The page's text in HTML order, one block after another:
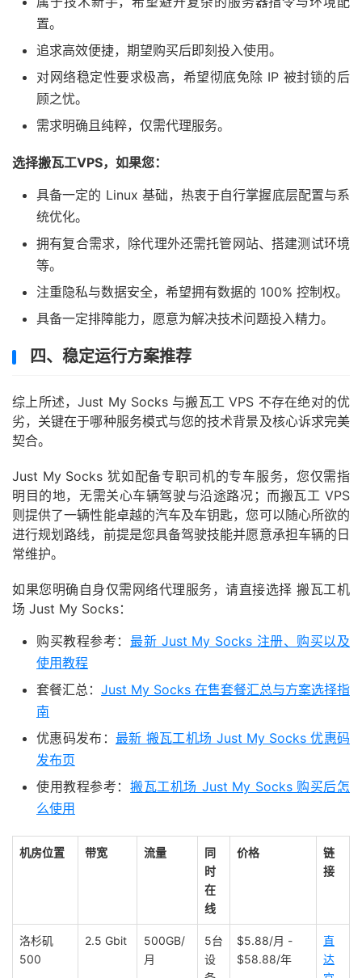
置。
追求高效便捷，期望购买后即刻投入使用。
对网络稳定性要求极高，希望彻底免除 IP 被封锁的后
顾之忧。
需求明确且纯粹，仅需代理服务。
选择搬瓦工VPS，如果您：
具备一定的 Linux 基础，热衷于自行掌握底层配置与系
统优化。
拥有复合需求，除代理外还需托管网站、搭建测试环境
等。
注重隐私与数据安全，希望拥有数据的 100% 控制权。
具备一定排障能力，愿意为解决技术问题投入精力。
四、稳定运行方案推荐
综上所述，Just My Socks 与搬瓦工 VPS 不存在绝对的优
劣，关键在于哪种服务模式与您的技术背景及核心诉求完美
契合。
Just My Socks 犹如配备专职司机的专车服务，您仅需指
明目的地，无需关心车辆驾驶与沿途路况；而搬瓦工 VPS
则提供了一辆性能卓越的汽车及车钥匙，您可以随心所欲的
进行规划路线，前提是您具备驾驶技能并愿意承担车辆的日
常维护。
如果您明确自身仅需网络代理服务，请直接选择 搬瓦工机
场 Just My Socks：
购买教程参考：最新 Just My Socks 注册、购买以及
使用教程
套餐汇总： Just My Socks 在售套餐汇总与方案选择指
南
优惠码发布： 最新 搬瓦工机场 Just My Socks 优惠码
发布页
使用教程参考：搬瓦工机场 Just My Socks 购买后怎
么使用
机房位置 带宽 流量
同
时
在
线
价格
链
接
洛杉矶
500
2.5 Gbit
500GB/
月
5台
设
$5.88/月 -
$58.88/年
直
达